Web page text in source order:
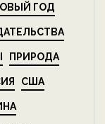
ГОД
ПРИРОДА
США